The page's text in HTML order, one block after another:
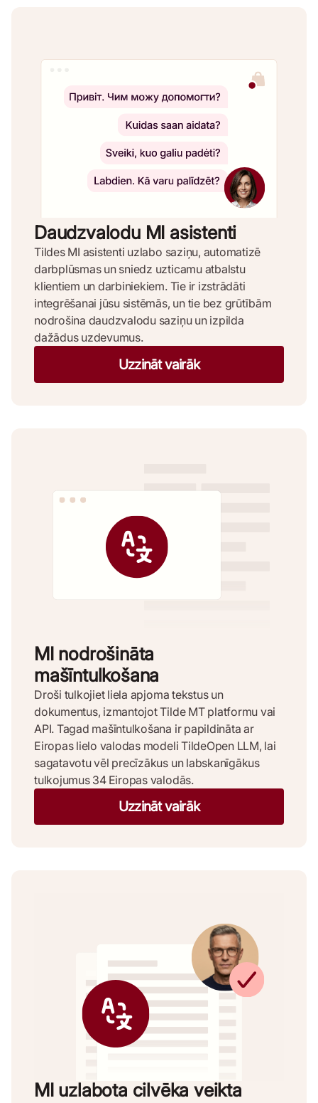
Daudzvalodu MI asistenti
Tildes MI asistenti uzlabo saziņu, automatizē
darbplūsmas un sniedz uzticamu atbalstu
klientiem un darbiniekiem. Tie ir izstrādāti
integrēšanai jūsu sistēmās, un tie bez grūtībām
nodrošina daudzvalodu saziņu un izpilda
dažādus uzdevumus.
Uzzināt vairāk
MI nodrošināta
mašīntulkošana
Droši tulkojiet liela apjoma tekstus un
dokumentus, izmantojot Tilde MT platformu vai
API. Tagad mašīntulkošana ir papildināta ar
Eiropas lielo valodas modeli TildeOpen LLM, lai
sagatavotu vēl precīzākus un labskanīgākus
tulkojumus 34 Eiropas valodās.
Uzzināt vairāk
MI uzlabota cilvēka veikta